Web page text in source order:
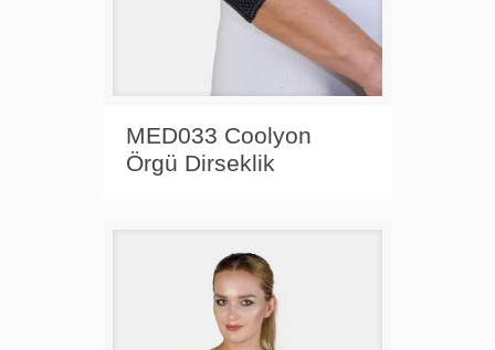
MED033 Coolyon
Örgü Dirseklik